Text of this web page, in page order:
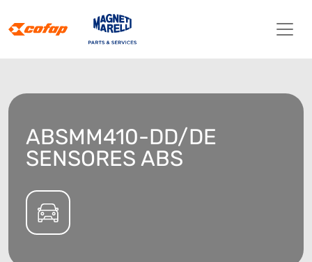
ABSMM410-DD/DE
SENSORES ABS